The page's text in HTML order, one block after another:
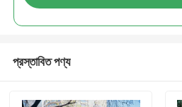
প্রস্তাবিত পণ্য